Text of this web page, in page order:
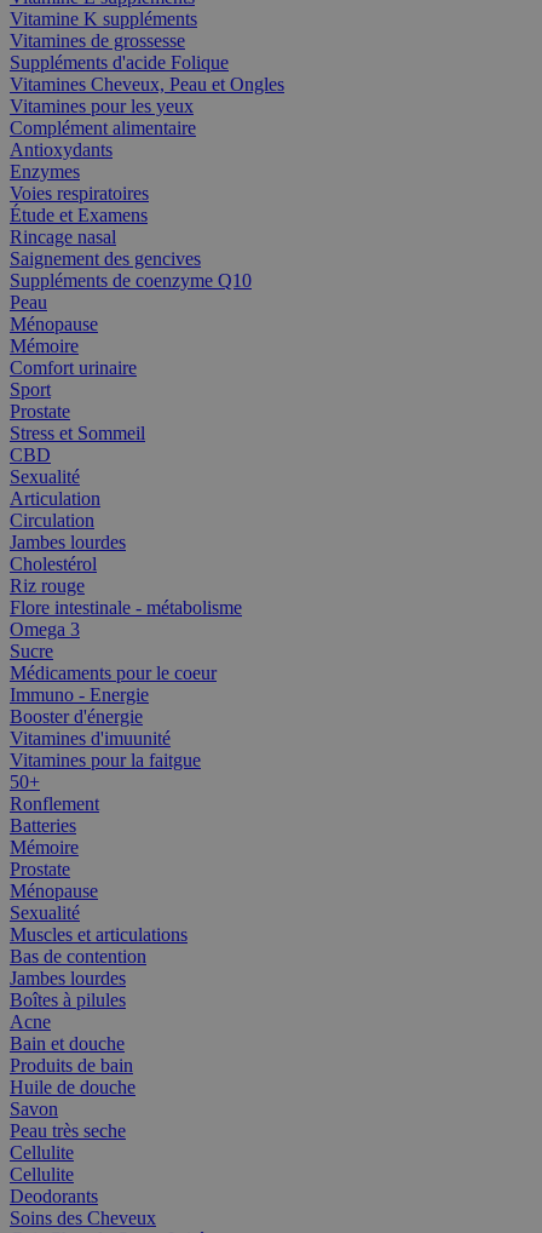
Vitamine K suppléments
Vitamines de grossesse
Suppléments d'acide Folique
Vitamines Cheveux, Peau et Ongles
Vitamines pour les yeux
Complément alimentaire
Antioxydants
Enzymes
Voies respiratoires
Étude et Examens
Rincage nasal
Saignement des gencives
Suppléments de coenzyme Q10
Peau
Ménopause
Mémoire
Comfort urinaire
Sport
Prostate
Stress et Sommeil
CBD
Sexualité
Articulation
Circulation
Jambes lourdes
Cholestérol
Riz rouge
Flore intestinale - métabolisme
Omega 3
Sucre
Médicaments pour le coeur
Immuno - Energie
Booster d'énergie
Vitamines d'imuunité
Vitamines pour la faitgue
50+
Ronflement
Batteries
Mémoire
Prostate
Ménopause
Sexualité
Muscles et articulations
Bas de contention
Jambes lourdes
Boîtes à pilules
Acne
Bain et douche
Produits de bain
Huile de douche
Savon
Peau très seche
Cellulite
Cellulite
Deodorants
Soins des Cheveux